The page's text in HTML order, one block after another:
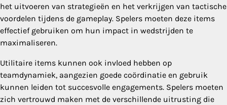
het uitvoeren van strategieën en het verkrijgen van tactische
voordelen tijdens de gameplay. Spelers moeten deze items
effectief gebruiken om hun impact in wedstrijden te
maximaliseren.
Utilitaire items kunnen ook invloed hebben op
teamdynamiek, aangezien goede coördinatie en gebruik
kunnen leiden tot succesvolle engagements. Spelers moeten
zich vertrouwd maken met de verschillende uitrusting die